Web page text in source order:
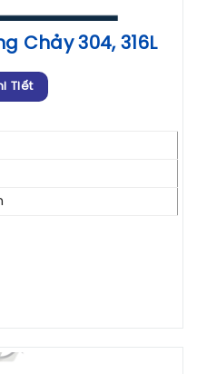
Chảy 304, 316L
Tiết